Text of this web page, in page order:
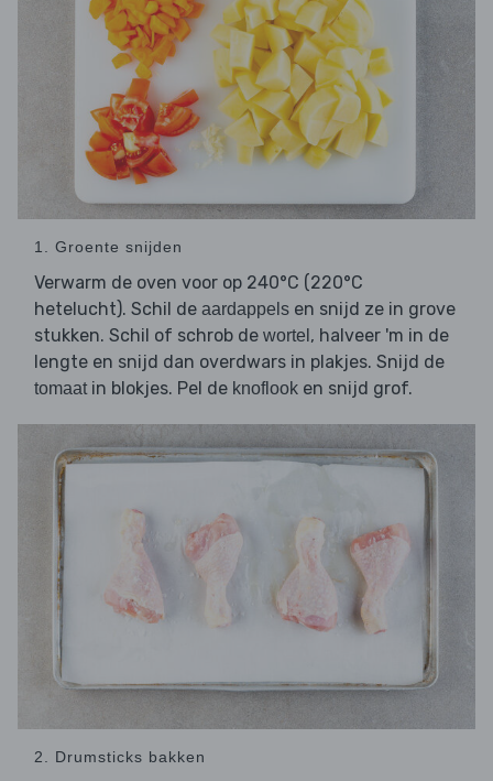
1. Groente snijden
Verwarm de oven voor op 240°C (220°C
hetelucht). Schil de aardappels en snijd ze in grove
stukken. Schil of schrob de wortel , halveer 'm in de
lengte en snijd dan overdwars in plakjes. Snijd de
tomaat in blokjes. Pel de knoflook en snijd grof.
2. Drumsticks bakken